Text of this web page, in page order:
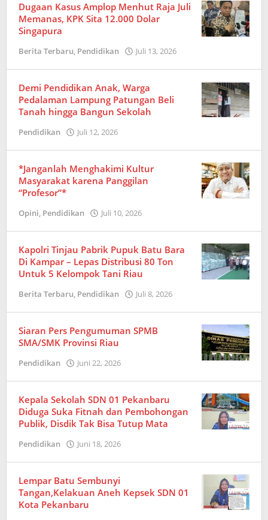
Dugaan Kasus Amplop Menhut Raja Juli
Memanas, KPK Sita 12.000 Dolar
Singapura
Berita Terbaru, Pendidikan Juli 13, 2026
Demi Pendidikan Anak, Warga
Pedalaman Lampung Patungan Beli
Tanah hingga Bangun Sekolah
Pendidikan Juli 12, 2026
*Janganlah Menghakimi Kultur
Masyarakat karena Panggilan
“Profesor”*
Opini, Pendidikan Juli 10, 2026
Kapolri Tinjau Pabrik Pupuk Batu Bara
Di Kampar – Lepas Distribusi 80 Ton
Untuk 5 Kelompok Tani Riau
Berita Terbaru, Pendidikan Juli 8, 2026
Siaran Pers Pengumuman SPMB
SMA/SMK Provinsi Riau
Pendidikan Juni 22, 2026
Kepala Sekolah SDN 01 Pekanbaru
Diduga Suka Fitnah dan Pembohongan
Publik, Disdik Tak Bisa Tutup Mata
Pendidikan Juni 18, 2026
Lempar Batu Sembunyi
Tangan,Kelakuan Aneh Kepsek SDN 01
Kota Pekanbaru